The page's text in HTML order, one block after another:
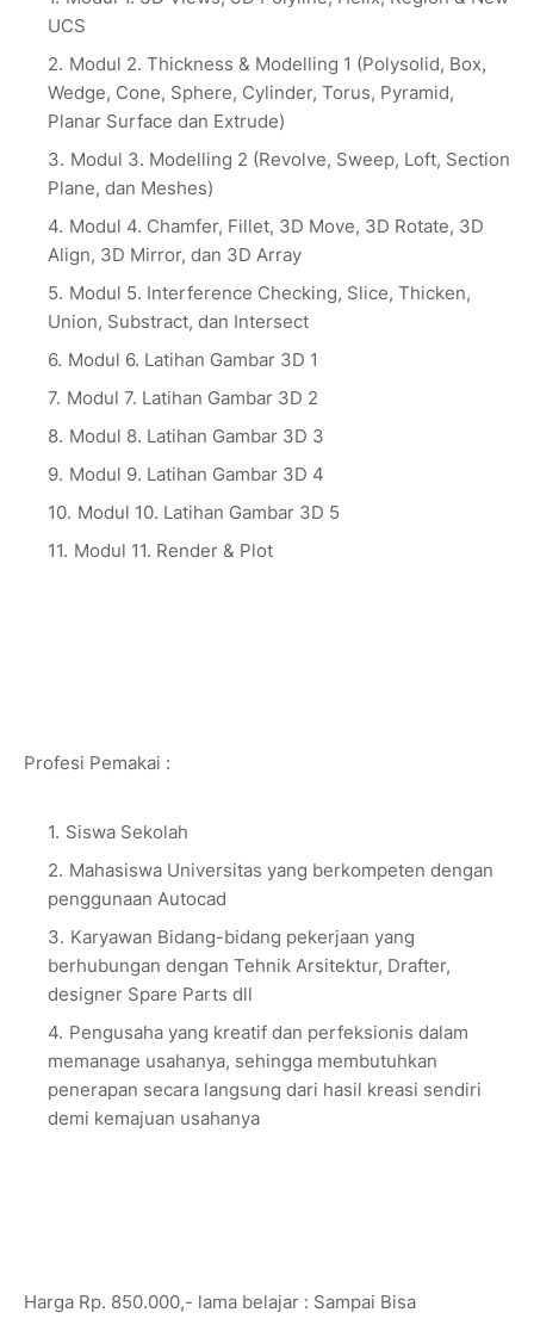
UCS
Modul 2. Thickness & Modelling 1 (Polysolid, Box,
Wedge, Cone, Sphere, Cylinder, Torus, Pyramid,
Planar Surface dan Extrude)
Modul 3. Modelling 2 (Revolve, Sweep, Loft, Section
Plane, dan Meshes)
Modul 4. Chamfer, Fillet, 3D Move, 3D Rotate, 3D
Align, 3D Mirror, dan 3D Array
Modul 5. Interference Checking, Slice, Thicken,
Union, Substract, dan Intersect
Modul 6. Latihan Gambar 3D 1
Modul 7. Latihan Gambar 3D 2
Modul 8. Latihan Gambar 3D 3
Modul 9. Latihan Gambar 3D 4
Modul 10. Latihan Gambar 3D 5
Modul 11. Render & Plot
Profesi Pemakai :
Siswa Sekolah
Mahasiswa Universitas yang berkompeten dengan
penggunaan Autocad
Karyawan Bidang-bidang pekerjaan yang
berhubungan dengan Tehnik Arsitektur, Drafter,
designer Spare Parts dll
Pengusaha yang kreatif dan perfeksionis dalam
memanage usahanya, sehingga membutuhkan
penerapan secara langsung dari hasil kreasi sendiri
demi kemajuan usahanya
Harga Rp. 850.000,- lama belajar : Sampai Bisa